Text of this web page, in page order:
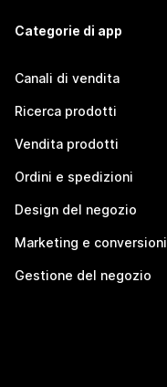
Categorie di app
Canali di vendita
Ricerca prodotti
Vendita prodotti
Ordini e spedizioni
Design del negozio
Marketing e conversioni
Gestione del negozio